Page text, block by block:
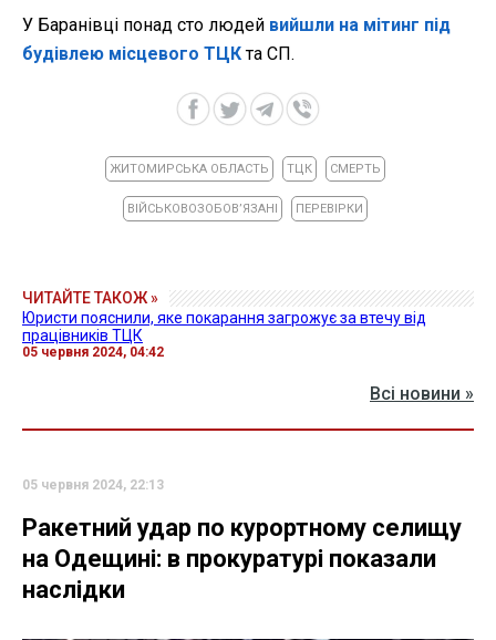
У Баранівці понад сто людей вийшли на мітинг під
будівлею місцевого ТЦКта СП.
ЖИТОМИРСЬКА ОБЛАСТЬ ТЦК СМЕРТЬ
ВІЙСЬКОВОЗОБОВʼЯЗАНІ ПЕРЕВІРКИ
ЧИТАЙТЕ ТАКОЖ »
Юристи пояснили, яке покарання загрожує за втечу від
працівників ТЦК
05 червня 2024, 04:42
Всі новини »
05 червня 2024, 22:13
Ракетний удар по курортному селищу
на Одещині: в прокуратурі показали
наслідки